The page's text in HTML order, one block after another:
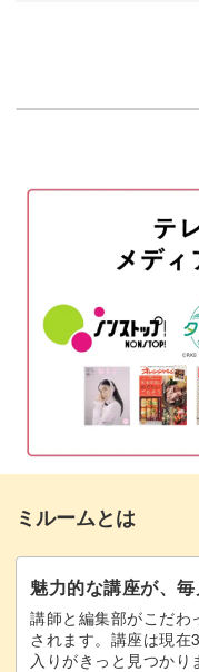
ます！
仕上げのトップのか
埋め込んだ仕上げも
もおすすめです◎
指を動かすたび、ま
に。
しです！
ベースカラーを塗
マグネットジェル
ホイルジェルを塗
プリズムを転写す
使ったホイルで立
アウトラインを整
おわりに
ミルームとは
魅力的な講座が、
講師と編集部がこだわ
されます。講座は現
入りがきっと見つかり